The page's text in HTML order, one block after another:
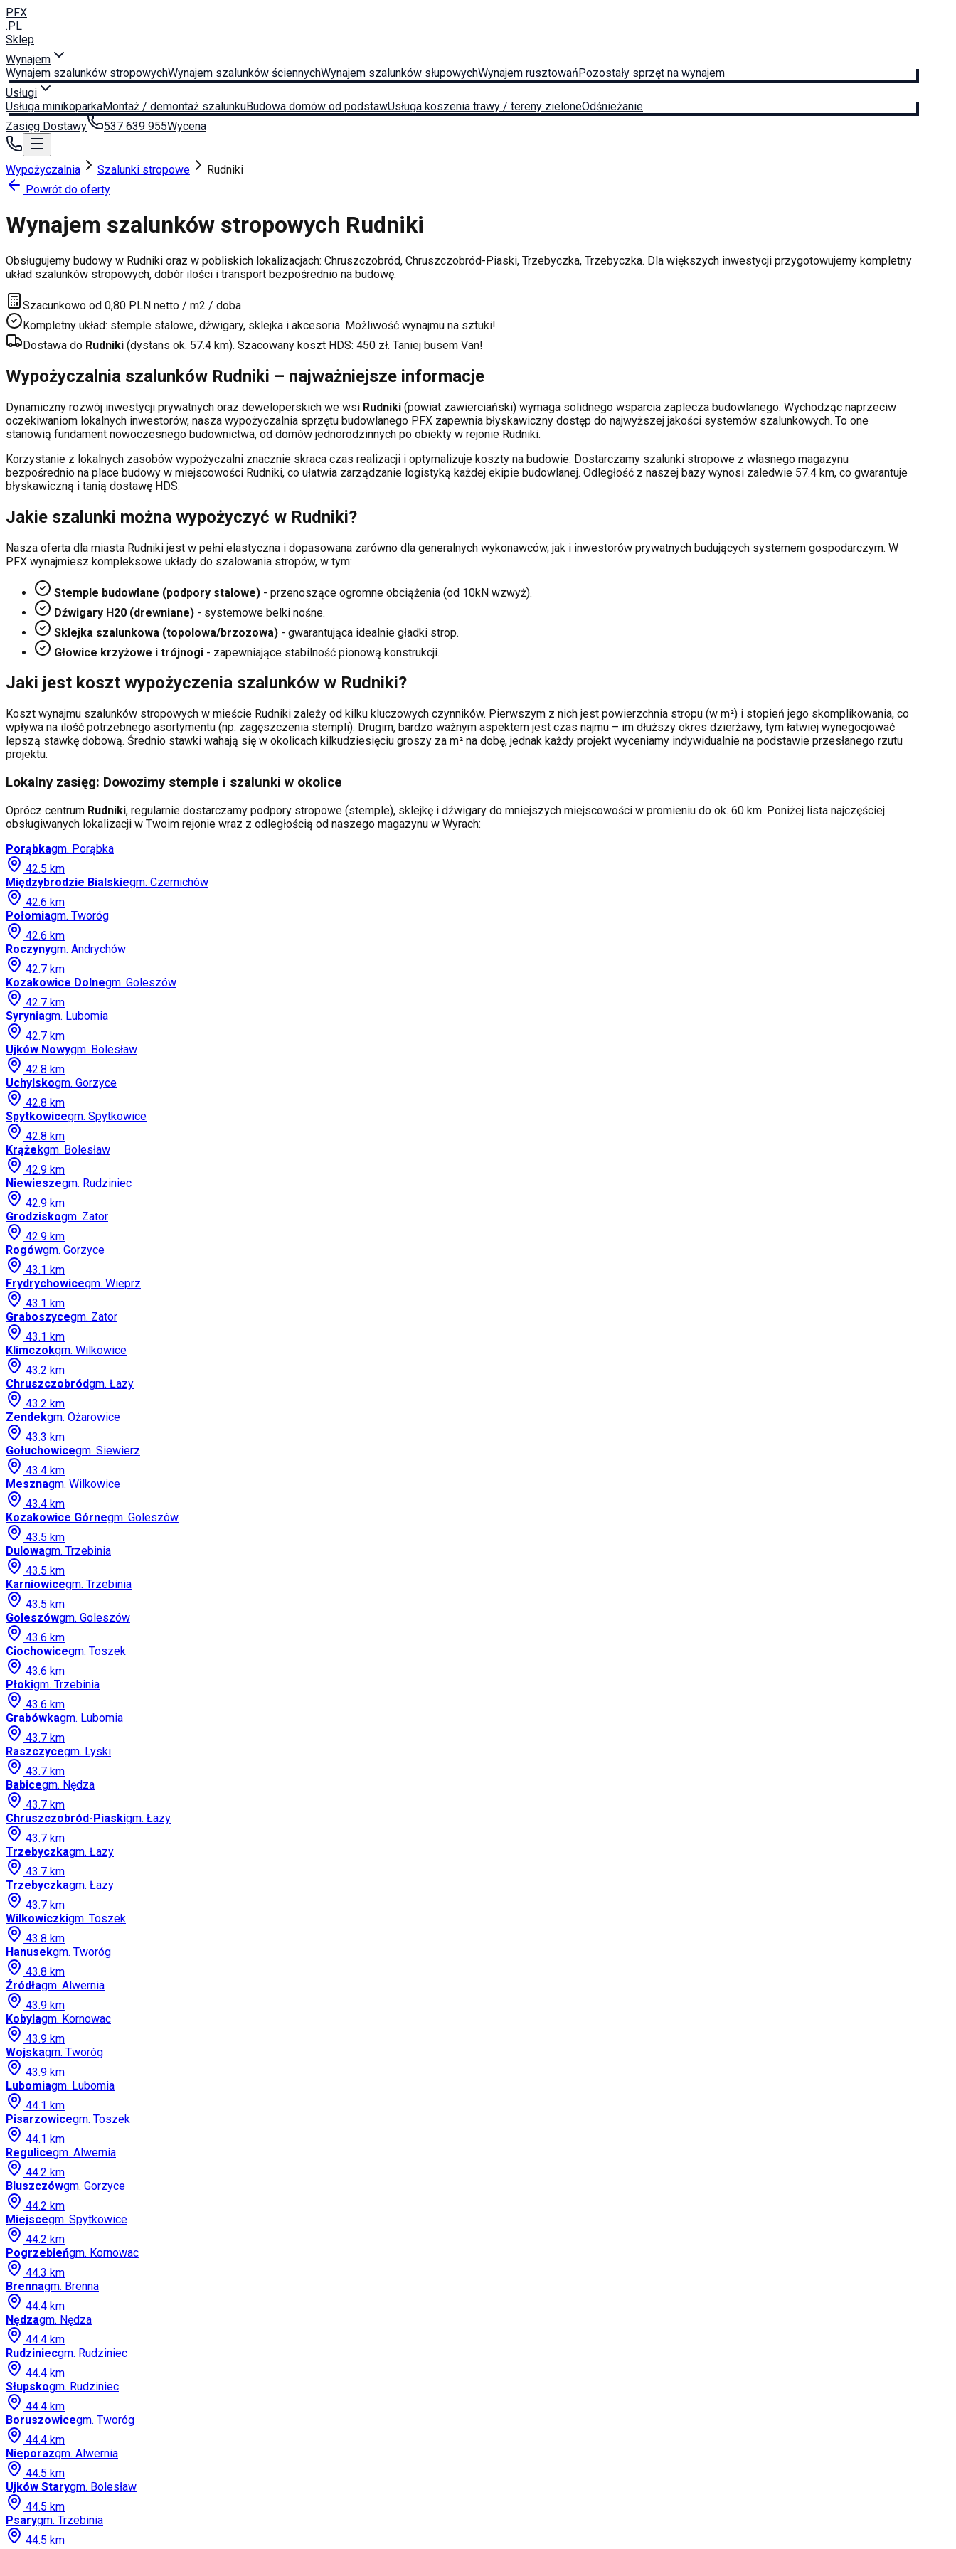
PFX
.PL
Sklep
Wynajem
Wynajem szalunków stropowychWynajem szalunków ściennychWynajem szalunków słupowychWynajem rusztowańPozostały sprzęt na wynajem
Usługi
Usługa minikoparkaMontaż / demontaż szalunkuBudowa domów od podstawUsługa koszenia trawy / tereny zieloneOdśnieżanie
Zasięg Dostawy
537 639 955Wycena
Wypożyczalnia Szalunki stropowe
Rudniki
Powrót do oferty
Wynajem szalunków stropowych Rudniki
Obsługujemy budowy w Rudniki oraz w pobliskich lokalizacjach: Chruszczobród, Chruszczobród-Piaski, Trzebyczka, Trzebyczka. Dla większych inwestycji przygotowujemy kompletny
układ szalunków stropowych, dobór ilości i transport bezpośrednio na budowę.
Szacunkowo od 0,80 PLN netto / m2 / doba
Kompletny układ: stemple stalowe, dźwigary, sklejka i akcesoria. Możliwość wynajmu na sztuki!
Dostawa do Rudniki (dystans ok. 57.4 km). Szacowany koszt HDS: 450 zł. Taniej busem Van!
Wypożyczalnia szalunków Rudniki – najważniejsze informacje
Dynamiczny rozwój inwestycji prywatnych oraz deweloperskich we wsi Rudniki (powiat zawierciański) wymaga solidnego wsparcia zaplecza budowlanego. Wychodząc naprzeciw
oczekiwaniom lokalnych inwestorów, nasza wypożyczalnia sprzętu budowlanego PFX zapewnia błyskawiczny dostęp do najwyższej jakości systemów szalunkowych. To one
stanowią fundament nowoczesnego budownictwa, od domów jednorodzinnych po obiekty w rejonie Rudniki.
Korzystanie z lokalnych zasobów wypożyczalni znacznie skraca czas realizacji i optymalizuje koszty na budowie. Dostarczamy szalunki stropowe z własnego magazynu
bezpośrednio na place budowy w miejscowości Rudniki, co ułatwia zarządzanie logistyką każdej ekipie budowlanej. Odległość z naszej bazy wynosi zaledwie 57.4 km, co gwarantuje
błyskawiczną i tanią dostawę HDS.
Jakie szalunki można wypożyczyć w Rudniki?
Nasza oferta dla miasta Rudniki jest w pełni elastyczna i dopasowana zarówno dla generalnych wykonawców, jak i inwestorów prywatnych budujących systemem gospodarczym. W
PFX wynajmiesz kompleksowe układy do szalowania stropów, w tym:
Stemple budowlane (podpory stalowe) - przenoszące ogromne obciążenia (od 10kN wzwyż).
Dźwigary H20 (drewniane) - systemowe belki nośne.
Sklejka szalunkowa (topolowa/brzozowa) - gwarantująca idealnie gładki strop.
Głowice krzyżowe i trójnogi - zapewniające stabilność pionową konstrukcji.
Jaki jest koszt wypożyczenia szalunków w Rudniki?
Koszt wynajmu szalunków stropowych w mieście Rudniki zależy od kilku kluczowych czynników. Pierwszym z nich jest powierzchnia stropu (w m²) i stopień jego skomplikowania, co
wpływa na ilość potrzebnego asortymentu (np. zagęszczenia stempli). Drugim, bardzo ważnym aspektem jest czas najmu – im dłuższy okres dzierżawy, tym łatwiej wynegocjować
lepszą stawkę dobową. Średnio stawki wahają się w okolicach kilkudziesięciu groszy za m² na dobę, jednak każdy projekt wyceniamy indywidualnie na podstawie przesłanego rzutu
projektu.
Lokalny zasięg: Dowozimy stemple i szalunki w okolice
Oprócz centrum Rudniki, regularnie dostarczamy podpory stropowe (stemple), sklejkę i dźwigary do mniejszych miejscowości w promieniu do ok. 60 km. Poniżej lista najczęściej
obsługiwanych lokalizacji w Twoim rejonie wraz z odległością od naszego magazynu w Wyrach:
Porąbkagm. Porąbka
42.5 km
Międzybrodzie Bialskiegm. Czernichów
42.6 km
Połomiagm. Tworóg
42.6 km
Roczynygm. Andrychów
42.7 km
Kozakowice Dolnegm. Goleszów
42.7 km
Syryniagm. Lubomia
42.7 km
Ujków Nowygm. Bolesław
42.8 km
Uchylskogm. Gorzyce
42.8 km
Spytkowicegm. Spytkowice
42.8 km
Krążekgm. Bolesław
42.9 km
Niewieszegm. Rudziniec
42.9 km
Grodziskogm. Zator
42.9 km
Rogówgm. Gorzyce
43.1 km
Frydrychowicegm. Wieprz
43.1 km
Graboszycegm. Zator
43.1 km
Klimczokgm. Wilkowice
43.2 km
Chruszczobródgm. Łazy
43.2 km
Zendekgm. Ożarowice
43.3 km
Gołuchowicegm. Siewierz
43.4 km
Mesznagm. Wilkowice
43.4 km
Kozakowice Górnegm. Goleszów
43.5 km
Dulowagm. Trzebinia
43.5 km
Karniowicegm. Trzebinia
43.5 km
Goleszówgm. Goleszów
43.6 km
Ciochowicegm. Toszek
43.6 km
Płokigm. Trzebinia
43.6 km
Grabówkagm. Lubomia
43.7 km
Raszczycegm. Lyski
43.7 km
Babicegm. Nędza
43.7 km
Chruszczobród-Piaskigm. Łazy
43.7 km
Trzebyczkagm. Łazy
43.7 km
Trzebyczkagm. Łazy
43.7 km
Wilkowiczkigm. Toszek
43.8 km
Hanusekgm. Tworóg
43.8 km
Źródłagm. Alwernia
43.9 km
Kobylagm. Kornowac
43.9 km
Wojskagm. Tworóg
43.9 km
Lubomiagm. Lubomia
44.1 km
Pisarzowicegm. Toszek
44.1 km
Regulicegm. Alwernia
44.2 km
Bluszczówgm. Gorzyce
44.2 km
Miejscegm. Spytkowice
44.2 km
Pogrzebieńgm. Kornowac
44.3 km
Brennagm. Brenna
44.4 km
Nędzagm. Nędza
44.4 km
Rudziniecgm. Rudziniec
44.4 km
Słupskogm. Rudziniec
44.4 km
Boruszowicegm. Tworóg
44.4 km
Nieporazgm. Alwernia
44.5 km
Ujków Starygm. Bolesław
44.5 km
Psarygm. Trzebinia
44.5 km